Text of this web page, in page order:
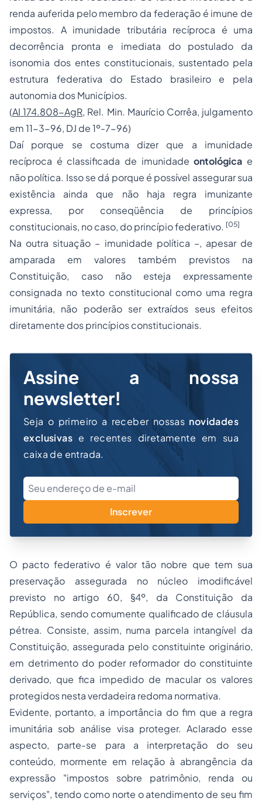
renda auferida pelo membro da federação é imune de
impostos. A imunidade tributária recíproca é uma
decorrência pronta e imediata do postulado da
isonomia dos entes constitucionais, sustentado pela
estrutura federativa do Estado brasileiro e pela
autonomia dos Municípios.
(AI 174.808-AgR, Rel. Min. Maurício Corrêa, julgamento
em 11-3-96, DJ de 1º-7-96)
Daí porque se costuma dizer que a imunidade
recíproca é classificada de imunidadeontológica e
não política. Isso se dá porque é possível assegurar sua
existência ainda que não haja regra imunizante
expressa, por conseqüência de princípios
constitucionais, no caso, doprincípio federativo. [05]
Na outra situação – imunidade política –, apesar de
amparada em valores também previstos na
Constituição, caso não esteja expressamente
consignada no texto constitucional como uma regra
imunitária, não poderão ser extraídos seus efeitos
diretamente dos princípios constitucionais.
Assine a nossa
newsletter!
Seja o primeiro a receber nossas novidades
exclusivas e recentes diretamente em sua
caixa de entrada.
Inscrever
O pacto federativo é valor tão nobre que tem sua
preservação assegurada no núcleo imodificável
previsto no artigo 60, §4º, da Constituição da
República, sendo comumente qualificado de cláusula
pétrea. Consiste, assim, numa parcela intangível da
Constituição, assegurada pelo constituinte originário,
em detrimento do poder reformador do constituinte
derivado, que fica impedido de macular os valores
protegidos nesta verdadeira redoma normativa.
Evidente, portanto, a importância do fim que a regra
imunitária sob análise visa proteger. Aclarado esse
aspecto, parte-se para a interpretação do seu
conteúdo, mormente em relação à abrangência da
expressão "impostos sobre patrimônio, renda ou
serviços", tendo como norte o atendimento de seu fim